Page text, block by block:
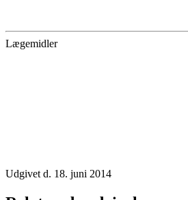
Lægemidler
Udgivet d. 18. juni 2014